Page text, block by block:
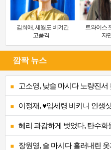
김희애, 세월도 비켜간
고품격 ..
트와이스
자
깜짝 뉴스
고소영, 낮술 마시다 노량진서
이정재, ♥임세령 비키니 인생
혜리 과감하게 벗었다, 탄수화
장원영, 술 마시다 흘러내린